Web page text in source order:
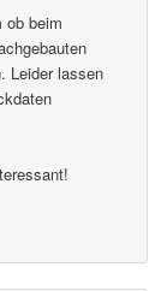
ob beim
Leider lassen